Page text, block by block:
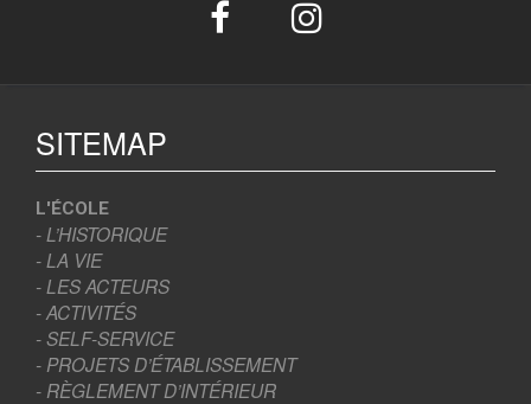
SITEMAP
L'ÉCOLE
- L’HISTORIQUE
- LA VIE
- LES ACTEURS
- ACTIVITÉS
- SELF-SERVICE
- PROJETS D’ÉTABLISSEMENT
- RÈGLEMENT D’INTÉRIEUR